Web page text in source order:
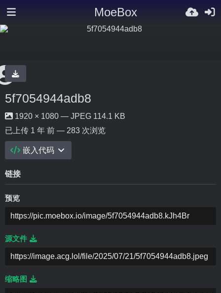
MoeBox
5f7054944adb8
1920 × 1080 — JPEG 114.1 KB
已上传 1 年 前 — 283 次浏览
嵌入代码
链接
预览
源文件
缩略图